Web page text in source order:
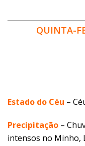
QUINTA-
Estado do Céu –
Precipitação –
intensos no Minho,